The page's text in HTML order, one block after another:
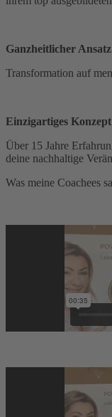
Ganzheitlicher Ansatz
Transformation auf
Einzigartiges Konzept
Über 15 Jahre
deine nachhaltige
Was meine Coachees